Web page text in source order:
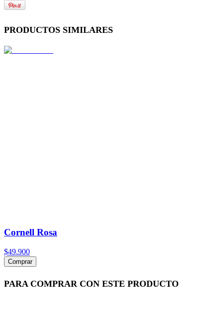
PRODUCTOS SIMILARES
Cornell Rosa
$49.900
Comprar
PARA COMPRAR CON ESTE PRODUCTO